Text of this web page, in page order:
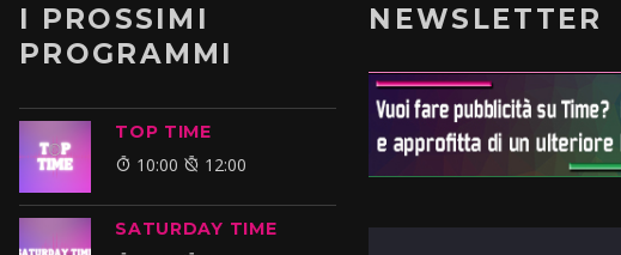
I PROSSIMI
PROGRAMMI
TOP TIME
10:00 12:00
SATURDAY TIME
NEWSLETTER